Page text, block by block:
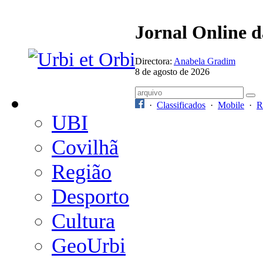
Jornal Online
Directora: Anabela Gradim
8 de agosto de 2026
· Classificados · Mobile ·
UBI
Covilhã
Região
Desporto
Cultura
GeoUrbi